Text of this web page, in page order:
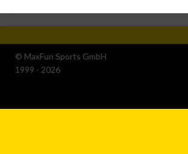
© MaxFun Sports GmbH
1999 - 2026
Speichern von oder Zugriff auf
Verwendung reduzierter Daten zur
Werbeanzeigen